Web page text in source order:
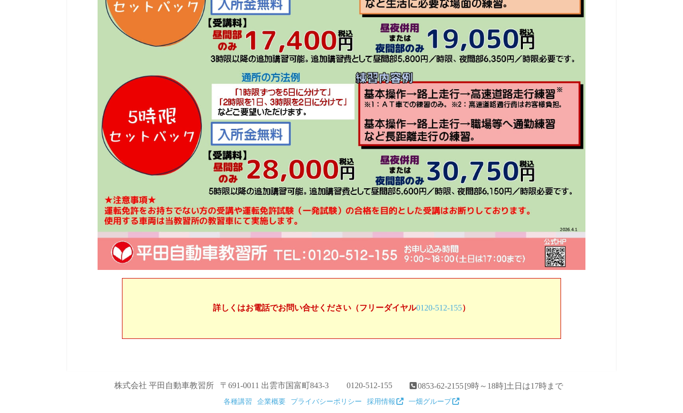
詳しくはお電話でお問い合せください（フリーダイヤル0120-512-155）
株式会社 平田自動車教習所 〒691-0011 出雲市国富町843-3 0120-512-155 0853-62-2155 [9時～18時]土日は17時まで
各種講習 企業概要 プライバシーポリシー 採用情報 一畑グループ